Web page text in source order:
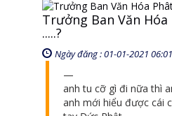
Ngày đăng : 10-09-2021
nở thì người ta phải kiến
Xem thêm